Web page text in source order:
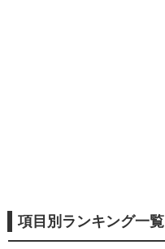
項目別ランキング一覧